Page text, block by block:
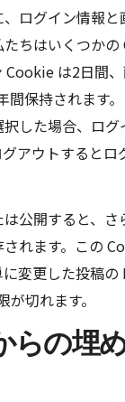
ログイン情報と
ちはいくつか
Cookie は2日間
間保持されます
した場合、ログ
アウトすると
公開すると、
れます。この
変更した投稿の
切れます。
らの埋